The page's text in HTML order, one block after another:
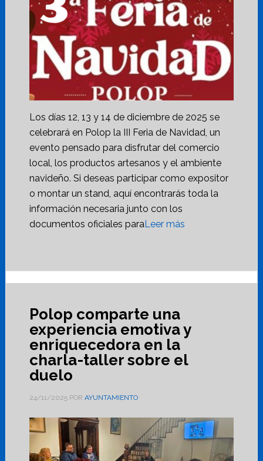
Los días 12, 13 y 14 de diciembre de 2025 se
celebrará en Polop la III Feria de Navidad, un
evento pensado para disfrutar del comercio
local, los productos artesanos y el ambiente
navideño. Si deseas participar como expositor
o montar un stand, aquí encontrarás toda la
información necesaria junto con los
documentos oficiales paraLeer más
Polop comparte una
experiencia emotiva y
enriquecedora en la
charla-taller sobre el
duelo
24/11/2025POR AYUNTAMIENTO